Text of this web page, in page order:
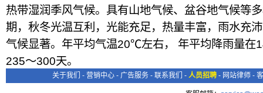
热带湿润季风气候。具有山地气候、盆谷地气候等
期，秋冬光温互利，光能充足，热量丰富，雨水充
气候显著。年平均气温20℃左右， 年平均降雨量在
235～300天。
关于我们 - 营销中心 - 广告服务 - 联系我们 - 人员招聘 - 网站律师 -